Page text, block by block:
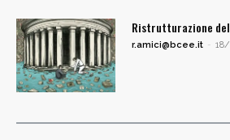
Ristrutturazione
r.amici@bcee.it -